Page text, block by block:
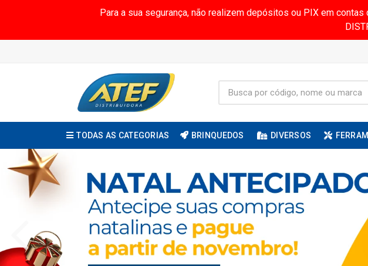
Para a sua segurança, não realizem depósitos ou PIX em
TODAS AS CATEGORIAS BRINQUEDOS DIVERSOS